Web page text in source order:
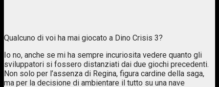
Qualcuno di voi ha mai giocato a Dino Crisis 3?
Io no, anche se mi ha sempre incuriosita vedere quanto gli
sviluppatori si fossero distanziati dai due giochi precedenti.
Non solo per l’assenza di Regina, figura cardine della saga,
ma per la decisione di ambientare il tutto su una nave